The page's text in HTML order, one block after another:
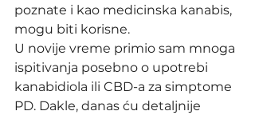
poznate i kao medicinska kanabis,
mogu biti korisne.
U novije vreme primio sam mnoga
ispitivanja posebno o upotrebi
kanabidiola ili CBD-a za simptome
PD. Dakle, danas ću detaljnije